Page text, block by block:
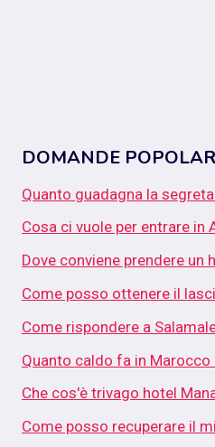
DOMANDE
Quanto guadagna la
Cosa ci vuole per entrare in
Dove conviene prendere un
Come posso ottenere il
Come rispondere a
Quanto caldo fa in
Che cos'è trivago hotel
Come posso recuperare il